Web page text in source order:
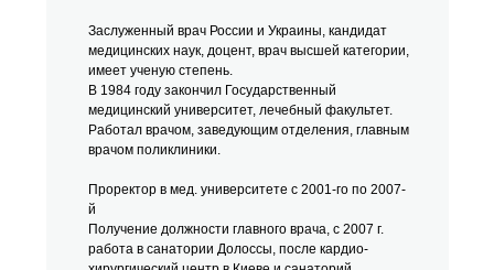
Заслуженный врач России и Украины, кандидат
медицинских наук, доцент, врач высшей категории,
имеет ученую степень.
В 1984 году закончил Государственный
медицинский университет, лечебный факультет.
Работал врачом, заведующим отделения, главным
врачом поликлиники.
Проректор в мед. университете с 2001-го по 2007-
й
Получение должности главного врача, с 2007 г.
работа в санатории Долоссы, после кардио-